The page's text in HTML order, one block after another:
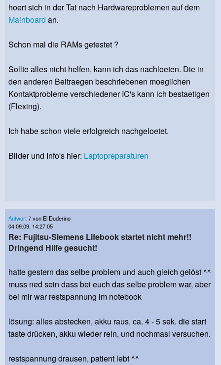
hoert sich in der Tat nach Hardwareproblemen auf dem
Mainboard an.
Schon mal die RAMs getestet ?
Sollte alles nicht helfen, kann ich das nachloeten. Die in
den anderen Beitraegen beschriebenen moeglichen
Kontaktprobleme verschiedener IC's kann ich bestaetigen
(Flexing).
Ich habe schon viele erfolgreich nachgeloetet.
Bilder und Info's hier: Laptopreparaturen
Antwort7 von El Duderino
04.09.09, 14:27:05
Re: Fujitsu-Siemens Lifebook startet nicht mehr!!
Dringend Hilfe gesucht!
hatte gestern das selbe problem und auch gleich gelöst ^^
muss ned sein dass bei euch das selbe problem war, aber
bei mir war restspannung im notebook
lösung: alles abstecken, akku raus, ca. 4 - 5 sek. die start
taste drücken, akku wieder rein, und nochmasl versuchen.
restspannung drausen, patient lebt ^^